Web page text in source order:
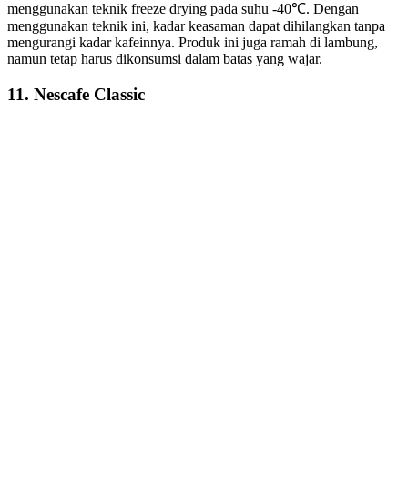
menggunakan teknik freeze drying pada suhu -40℃. Dengan
menggunakan teknik ini, kadar keasaman dapat dihilangkan tanpa
mengurangi kadar kafeinnya. Produk ini juga ramah di lambung,
namun tetap harus dikonsumsi dalam batas yang wajar.
11. Nescafe Classic